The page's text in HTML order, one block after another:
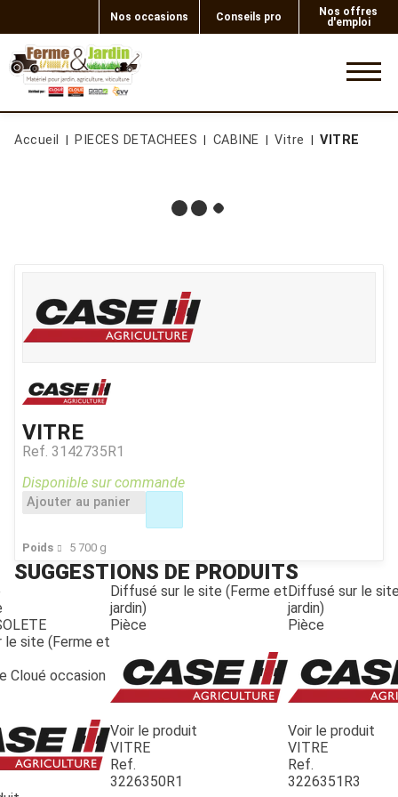
Nos occasions Conseils pro
Nos offres
d'emploi
Accueil PIECES DETACHEES CABINE Vitre VITRE
VITRE
Ref. 3142735R1
Poids 5 700 g
Disponible sur commande
Ajouter au panier
SUGGESTIONS DE PRODUITS
le site (Ferme et
Cloué occasion
Diffusé sur le site (Ferme et
jardin)
Pièce
Voir le produit
VITRE
Ref.
3226350R1
Diffusé sur le
jardin)
Pièce
Voir le produit
VITRE
Ref.
3226351R3